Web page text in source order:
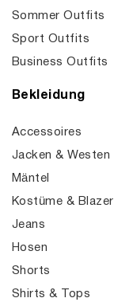
Sommer Outfits
Sport Outfits
Business Outfits
Bekleidung
Accessoires
Jacken & Westen
Mäntel
Kostüme & Blazer
Jeans
Hosen
Shorts
Shirts & Tops